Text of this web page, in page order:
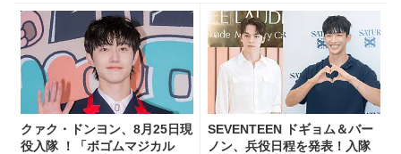
クァク・ドンヨン、8月25日現
役入隊 ！「ボゴムマジカル
SEVENTEEN ドギョム＆バー
ノン、兵役日程を発表！入隊